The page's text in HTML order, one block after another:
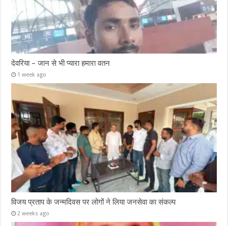
देवरिया – जान से भी प्यारा हमारा वतन
1 week ago
विजय प्रताप के जन्मदिवस पर लोगों ने लिया जनसेवा का संकल्प
2 weeks ago